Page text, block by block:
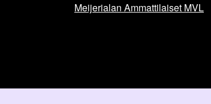
Meijerialan Ammattilaiset MVL